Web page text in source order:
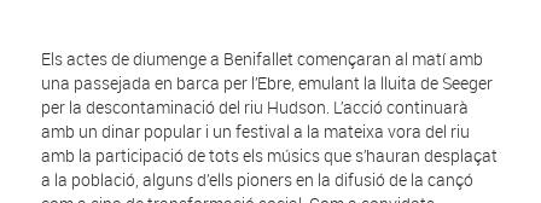
Els actes de diumenge a Benifallet començaran al matí amb
una passejada en barca per l’Ebre, emulant la lluita de Seeger
per la descontaminació del riu Hudson. L’acció continuarà
amb un dinar popular i un festival a la mateixa vora del riu
amb la participació de tots els músics que s’hauran desplaçat
a la població, alguns d’ells pioners en la difusió de la cançó